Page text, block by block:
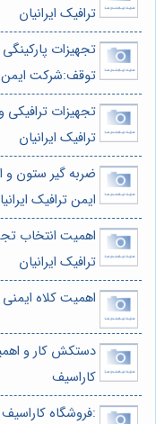
ترافیک ایرانیان
تجهیزات
توقف:شرکت ایمن
تجهیزات
ترافیک ایرانیان
ضربه گیر ستون
ایمن ترافیک
اهمیت انتخاب
ترافیک ایرانیان
اهمیت کلاه
دستکش کار و
کاراسیف
:فروشگاه کاراسیف